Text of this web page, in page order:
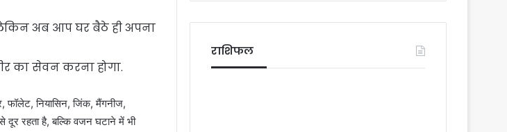
अब आप घर बैठे ही अपना
का सेवन करना होगा.
फॉलेट, नियासिन, जिंक, मैंगनीज,
दूर रहता है, बल्कि वजन घटाने में भी
राशिफल